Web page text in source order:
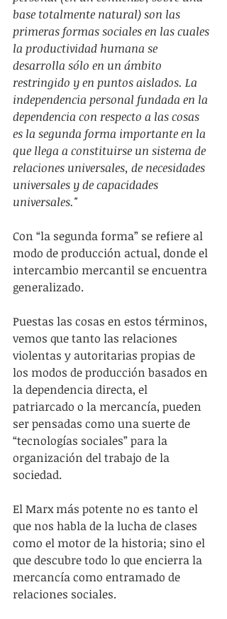
base totalmente natural) son las
primeras formas sociales en las cuales
la productividad humana se
desarrolla sólo en un ámbito
restringido y en puntos aislados. La
independencia personal fundada en la
dependencia con respecto a las cosas
es la segunda forma importante en la
que llega a constituirse un sistema de
relaciones universales, de necesidades
universales y de capacidades
universales."
Con “la segunda forma” se refiere al
modo de producción actual, donde el
intercambio mercantil se encuentra
generalizado.
Puestas las cosas en estos términos,
vemos que tanto las relaciones
violentas y autoritarias propias de
los modos de producción basados en
la dependencia directa, el
patriarcado o la mercancía, pueden
ser pensadas como una suerte de
“tecnologías sociales” para la
organización del trabajo de la
sociedad.
El Marx más potente no es tanto el
que nos habla de la lucha de clases
como el motor de la historia; sino el
que descubre todo lo que encierra la
mercancía como entramado de
relaciones sociales.